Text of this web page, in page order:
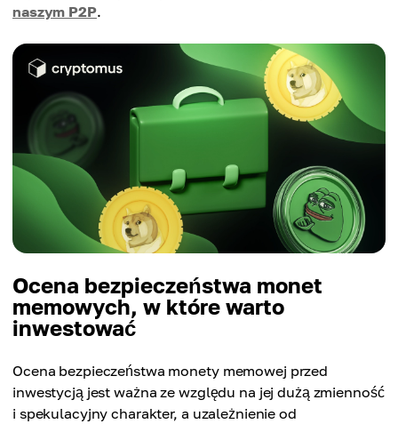
naszym P2P.
Ocena bezpieczeństwa monet
memowych, w które warto
inwestować
Ocena bezpieczeństwa monety memowej przed
inwestycją jest ważna ze względu na jej dużą zmienność
i spekulacyjny charakter, a uzależnienie od